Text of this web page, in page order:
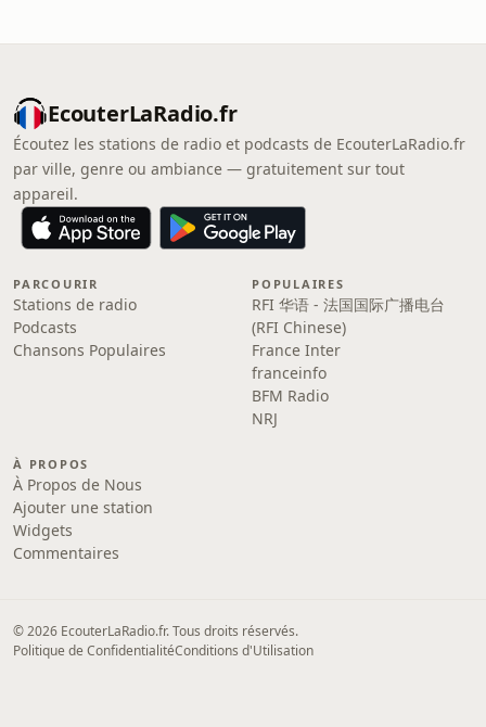
EcouterLaRadio.fr
Écoutez les stations de radio et podcasts de EcouterLaRadio.fr
par ville, genre ou ambiance — gratuitement sur tout
appareil.
PARCOURIR
Stations de radio
Podcasts
Chansons Populaires
POPULAIRES
RFI 华语 - 法国国际广播电台
(RFI Chinese)
France Inter
franceinfo
BFM Radio
NRJ
À PROPOS
À Propos de Nous
Ajouter une station
Widgets
Commentaires
© 2026 EcouterLaRadio.fr. Tous droits réservés.
Politique de ConfidentialitéConditions d'Utilisation